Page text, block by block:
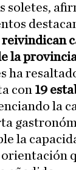
soletes,
reivindican
la
ha
con 19
la
la